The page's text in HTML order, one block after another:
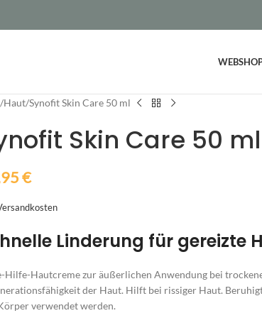
Haut Synofit Skin Care 50 ml
Skin Care 50 ml
€
Linderung für gereizte
Hilfe-Hautcreme zur äußerlichen Anwendung bei
der Haut. Hilft bei rissiger Haut.
verwendet werden.